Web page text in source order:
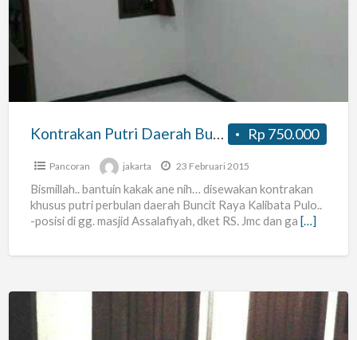
Daerah
Buncit
Raya
Rp 750.000
Kontrakan Putri Daerah Buncit Raya
Pancoran jakarta 23 Februari 2015
Bismillah.. bantuin kakak ane nih… disewakan kontrakan
khusus putri perbulan daerah Buncit Raya Kalibata Pulo..
-posisi di gg. masjid Assalafiyah, dket RS. Jmc dan ga […]
Kost